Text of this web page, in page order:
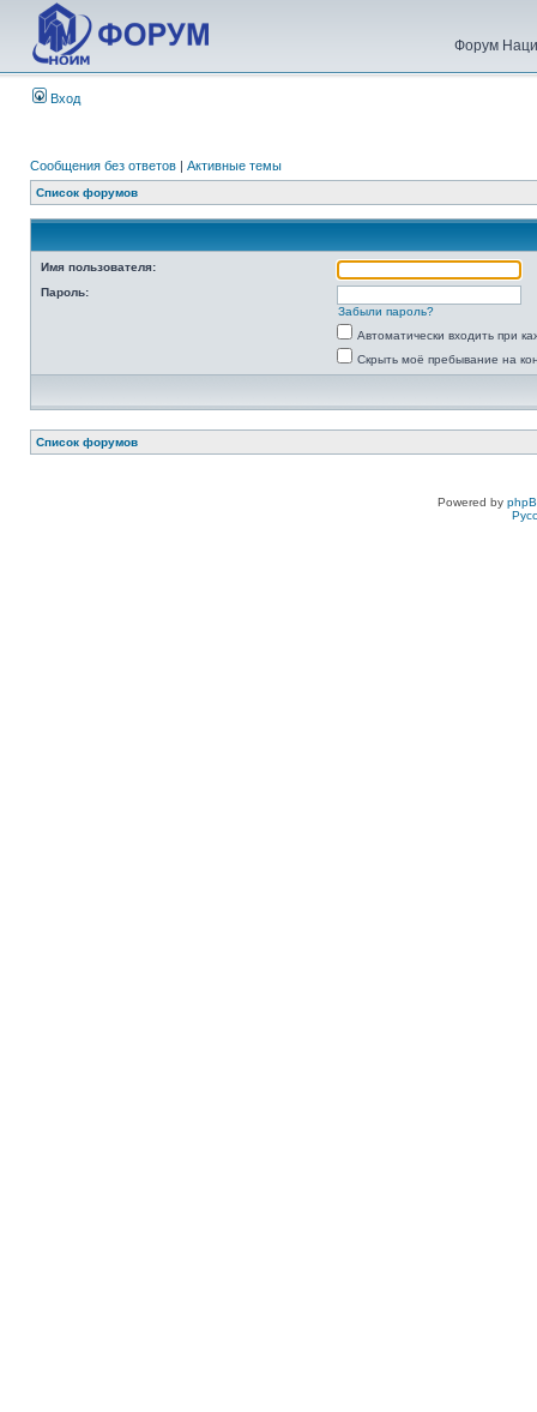
Форум
Вход
Сообщения без ответов | Активные темы
Список форумов
Имя пользователя:
Пароль:
Забыли пароль?
Автоматически входить при
Скрыть моё пребывание на
Список форумов
Powered by